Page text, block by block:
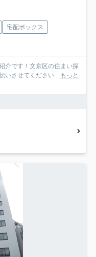
宅配ボックス
介です！文京区の住まい探
いさせてください... もっと